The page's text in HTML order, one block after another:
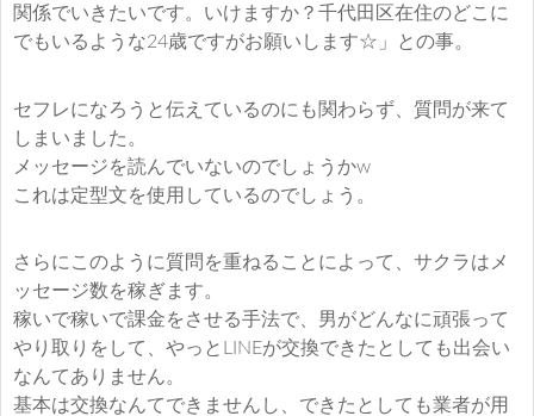
関係でいきたいです。いけますか？千代田区在住のどこに
でもいるような24歳ですがお願いします☆」との事。
セフレになろうと伝えているのにも関わらず、質問が来て
しまいました。
メッセージを読んでいないのでしょうかw
これは定型文を使用しているのでしょう。
さらにこのように質問を重ねることによって、サクラはメ
ッセージ数を稼ぎます。
稼いで稼いで課金をさせる手法で、男がどんなに頑張って
やり取りをして、やっとLINEが交換できたとしても出会い
なんてありません。
基本は交換なんてできませんし、できたとしても業者が用